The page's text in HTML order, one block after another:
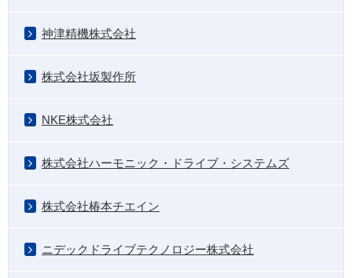
神津精機株式会社
株式会社坂製作所
NKE株式会社
株式会社ハーモニック・ドライブ・システムズ
株式会社椿本チエイン
ニデックドライブテクノロジー株式会社